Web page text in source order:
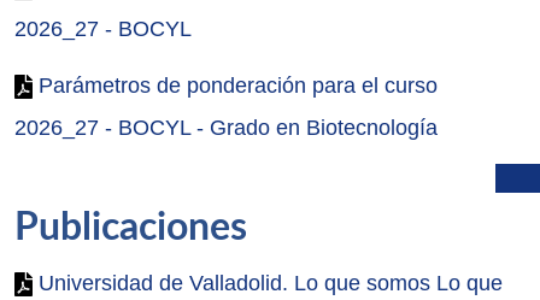
2026_27 - BOCYL
Parámetros de ponderación para el curso
2026_27 - BOCYL - Grado en Biotecnología
Publicaciones
Universidad de Valladolid. Lo que somos Lo que